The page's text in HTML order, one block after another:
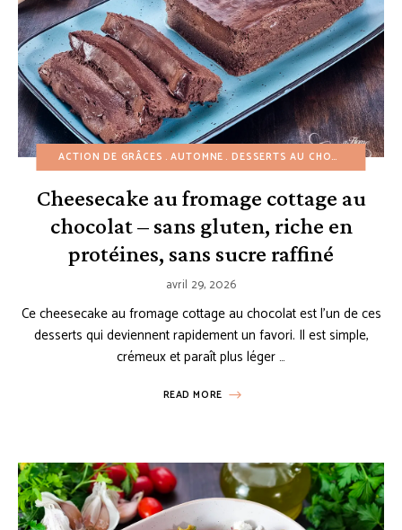
ACTION DE GRÂCES AUTOMNE DESSERTS AU CHOCOLAT
Cheesecake au fromage cottage au
chocolat – sans gluten, riche en
protéines, sans sucre raffiné
avril 29, 2026
Ce cheesecake au fromage cottage au chocolat est l’un de ces
desserts qui deviennent rapidement un favori. Il est simple,
crémeux et paraît plus léger …
READ MORE